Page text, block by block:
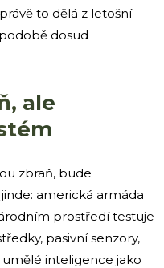
to dělá z letošní
dosud
ale
zbraň, bude
americká armáda
prostředí testuje
pasivní senzory,
inteligence jako